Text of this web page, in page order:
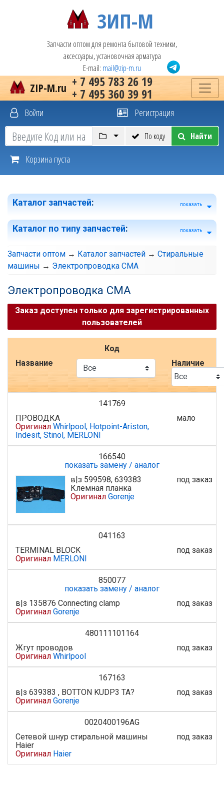
ЗИП-М
Запчасти оптом для ремонта бытовой техники,
аксессуары, установочная арматура
E-mail: mail@zip-m.ru
+ 7 495 783 26 19
+ 7 495 360 39 91
ZIP-M.ru
Войти Регистрация
По коду Найти
Корзина пуста
Каталог запчастей: показать
Каталог по типу запчастей: показать
Запчасти оптом → Каталог запчастей → Стиральные
машины → Электропроводка СМА
Электропроводка СМА
Заказ доступен только для зарегистрированных
пользователей
Код
Название
Наличие
141769
ПРОВОДКА
Оригинал Whirlpool, Hotpoint-Ariston,
Indesit, Stinol, MERLONI
мало
166540
показать замену / аналог
в|з 599598, 639383
Клемная планка
Оригинал Gorenje
под заказ
041163
TERMINAL BLOCK
Оригинал MERLONI
под заказ
850077
показать замену / аналог
в|з 135876 Connecting clamp
Оригинал Gorenje
под заказ
480111101164
Жгут проводов
Оригинал Whirlpool
под заказ
167163
в|з 639383 , BOTTON KUDP3 TA?
Оригинал Gorenje
под заказ
0020400196AG
Сетевой шнур стиральной машины
Haier
Оригинал Haier
под заказ